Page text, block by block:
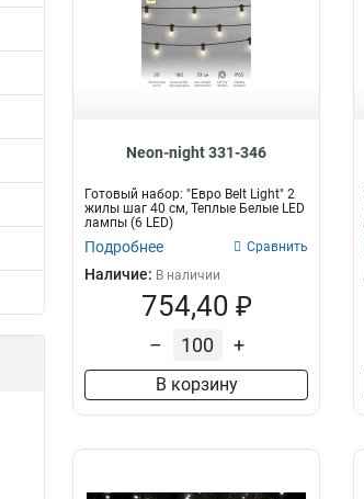
Neon-night 331-346
Готовый набор: "Евро Belt Light" 2
жилы шаг 40 см, Теплые Белые LED
лампы (6 LED)
Подробнее Сравнить
Наличие: В наличии
754,40 ₽
– +
В корзину